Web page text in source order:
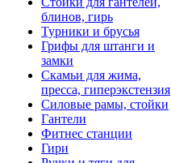
блинов, гирь
Турники и брусья
Грифы для штанги и
замки
Скамьи для жима,
пресса, гиперэкстензия
Силовые рамы, стойки
Гантели
Фитнес станции
Гири